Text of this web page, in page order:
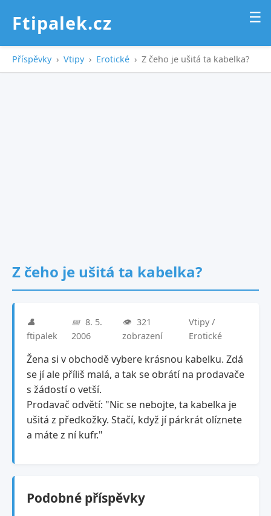
Ftipalek.cz ☰
Příspěvky › Vtipy › Erotické › Z čeho je ušitá ta kabelka?
Z čeho je ušitá ta kabelka?
👤
ftipalek
📅 8. 5.
2006
👁️ 321
zobrazení
Vtipy /
Erotické
Žena si v obchodě vybere krásnou kabelku. Zdá
se jí ale příliš malá, a tak se obrátí na prodavače
s žádostí o vetší.
Prodavač odvětí: "Nic se nebojte, ta kabelka je
ušitá z předkožky. Stačí, když jí párkrát olíznete
a máte z ní kufr."
Podobné příspěvky